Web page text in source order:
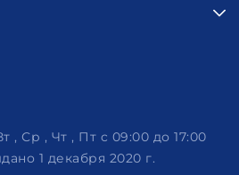
, Ср , Чт , Пт c 09:00 до 17:00
1 декабря 2020 г.